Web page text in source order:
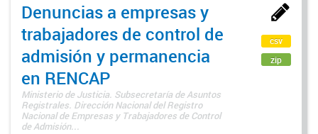
Denuncias a empresas y
trabajadores de control de
admisión y permanencia
en RENCAP
Ministerio de Justicia. Subsecretaría de Asuntos
Registrales. Dirección Nacional del Registro
Nacional de Empresas y Trabajadores de Control
de Admisión...
csv
zip